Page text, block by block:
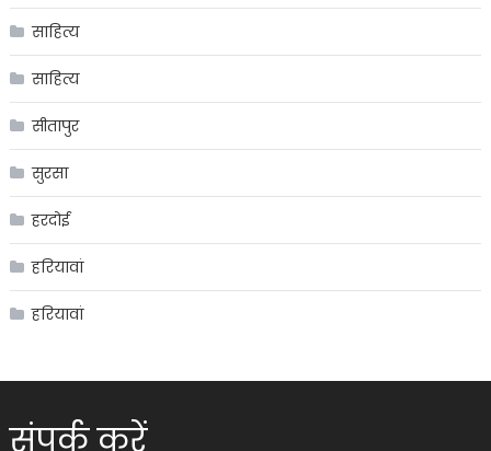
साहित्य
साहित्य
सीतापुर
सुरसा
हरदोई
हरियावां
हरियावां
संपर्क करें